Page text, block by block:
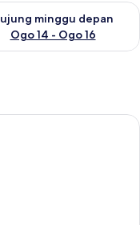
ini Ogo 7 - Ogo 9
minggu depan
Ogo 14 - Ogo 16
ketersediaan untuk